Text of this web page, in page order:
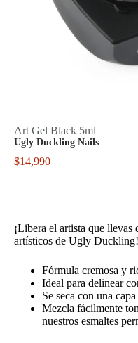
Art Gel Black 5ml
Ugly Duckling Nails
$14,990
¡Libera el artista que llevas
artísticos de Ugly Duckling!
Fórmula cremosa y
Ideal para delinear
Se seca con una
Mezcla fácilmente
nuestros esmaltes